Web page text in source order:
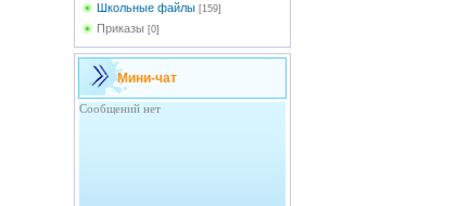
Школьные файлы [159]
Приказы [0]
Мини-чат